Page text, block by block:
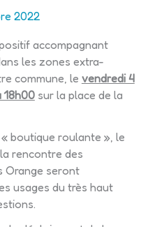
2022
accompagnant
les zones extra-
commune, le vendredi 4
18h00sur la place de la
boutique roulante », le
rencontre des
Orange seront
usages du très haut